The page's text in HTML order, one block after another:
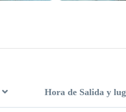
Hora de Salida y